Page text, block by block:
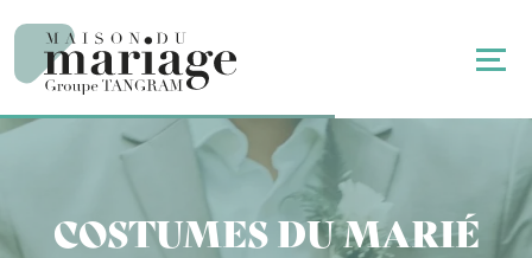
COSTUMES DU MARIÉ